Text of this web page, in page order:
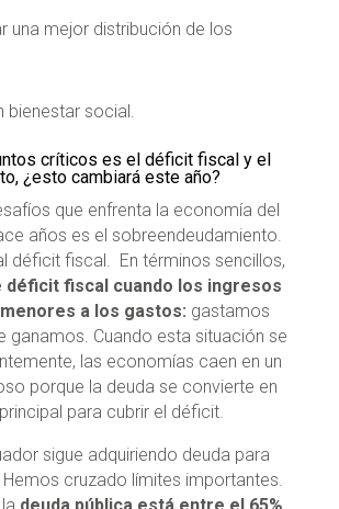
una mejor distribución de los
bienestar social.
críticos es el déficit fiscal y el
¿esto cambiará este año?
que enfrenta la economía del
años es el sobreendeudamiento.
déficit fiscal. En términos sencillos,
déficit fiscal cuando los ingresos
a los gastos: gastamos
ganamos. Cuando esta situación se
las economías caen en un
porque la deuda se convierte en
para cubrir el déficit.
sigue adquiriendo deuda para
cruzado límites importantes.
deuda pública está entre el 65%